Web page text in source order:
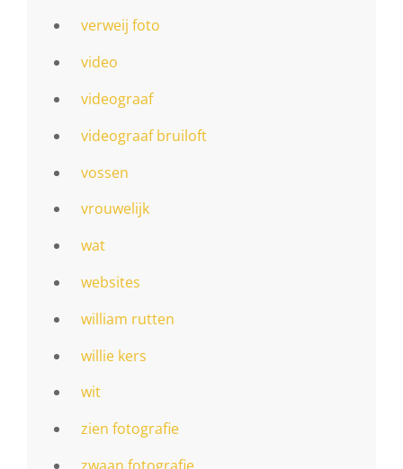
verweij foto
video
videograaf
videograaf bruiloft
vossen
vrouwelijk
wat
websites
william rutten
willie kers
wit
zien fotografie